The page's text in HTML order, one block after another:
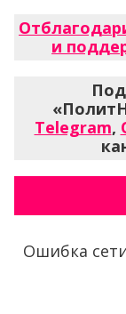
и
Telegram,
Ошибка